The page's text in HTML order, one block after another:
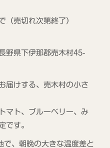
（売切れ次第終了）
野県下伊那郡売木村45-
届けする、売木村の小さ
マト、ブルーベリー、み
です。
、朝晩の大きな温度差と